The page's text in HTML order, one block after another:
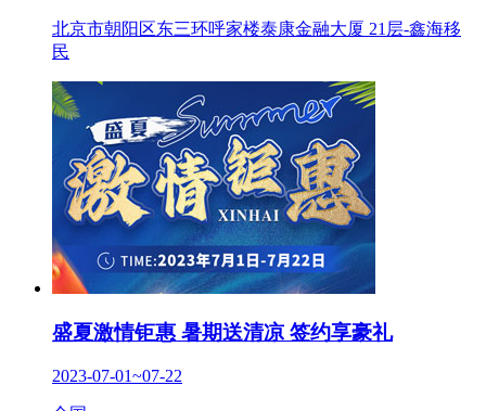
北京市朝阳区东三环呼家楼泰康金融大厦 21层-鑫海移
民
盛夏激情钜惠 暑期送清凉 签约享豪礼
2023-07-01~07-22